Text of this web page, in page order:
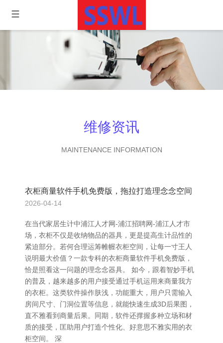
维修资讯
MAINTENANCE INFORMATION
衣柜商量软件手机免费版，拖拉打造理念念空间
2026-04-14
在当代家居生计中浦江人才网-浦江招聘网-浦江人才市
场，衣柜不仅是收纳物品的器具，更是提高生计品性的
紧迫部分。若何合理运筹帷幄衣柜空间，让每一寸王人
说明最大价值？一款专科的衣柜商量软件手机免费版，
恰是照看这一问题的理念念器具。 如今，跟着智妙手机
的普及，越来越多的用户接受通过手机运用来商量我方
的衣柜。这类软件操作肤浅，功能重大，用户只需输入
房间尺寸、门洞位置等信息，就能快速生成3D后果图，
直不雅看到商量后果。同期，软件还撑握多种立场和材
质的接受，匡助用户打造个性化、好意思不雅实用的衣
柜空间。 深